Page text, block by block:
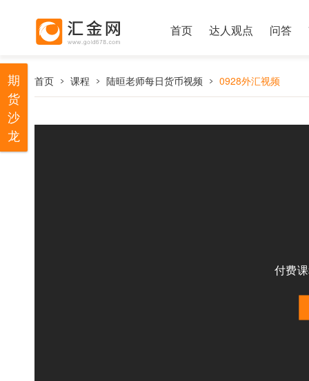
首页 达人观点 问答
首页 课程 陆晅老师每日货币视频 0928外汇视频
付费
期
货
沙
龙